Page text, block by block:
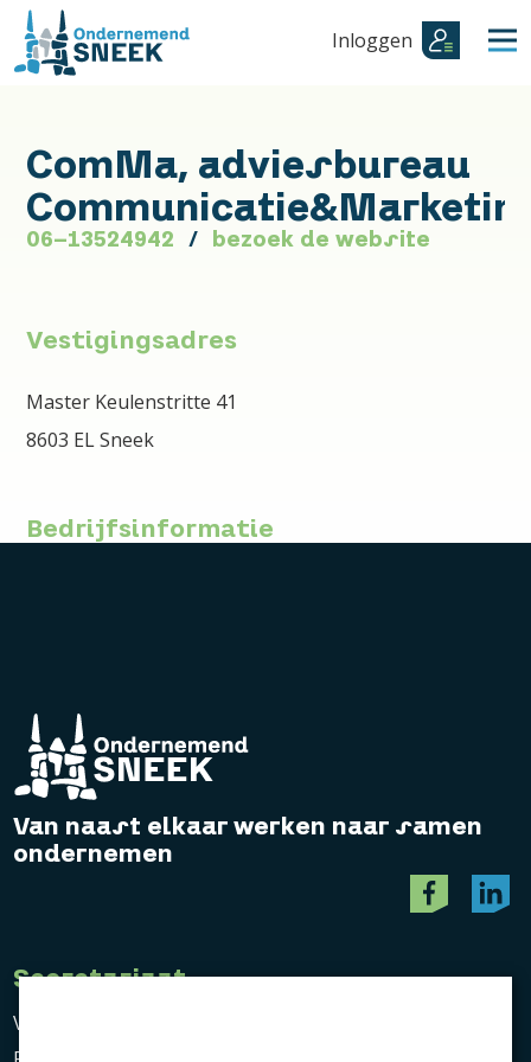
Inloggen
ComMa, adviesbureau
06-13524942 bezoek de website
Vestigingsadres
Master Keulenstritte 41
8603 EL Sneek
Bedrijfsinformatie
Van naast elkaar werken naar samen
ondernemen
Secretariaat
Vereniging Ondernemend Sneek